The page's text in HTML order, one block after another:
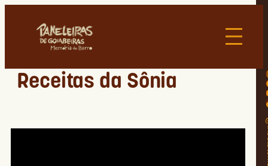
Receitas da Sônia